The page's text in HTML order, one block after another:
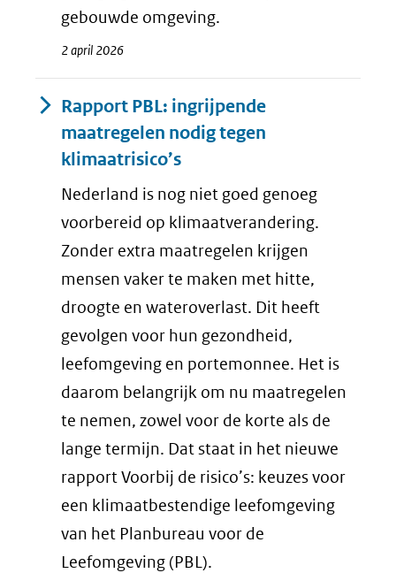
gebouwde omgeving.
2 april 2026
Rapport PBL: ingrijpende
maatregelen nodig tegen
klimaatrisico’s
Nederland is nog niet goed genoeg
voorbereid op klimaatverandering.
Zonder extra maatregelen krijgen
mensen vaker te maken met hitte,
droogte en wateroverlast. Dit heeft
gevolgen voor hun gezondheid,
leefomgeving en portemonnee. Het is
daarom belangrijk om nu maatregelen
te nemen, zowel voor de korte als de
lange termijn. Dat staat in het nieuwe
rapport Voorbij de risico’s: keuzes voor
een klimaatbestendige leefomgeving
van het Planbureau voor de
Leefomgeving (PBL).